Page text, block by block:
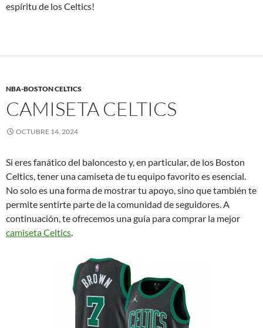
espíritu de los Celtics!
NBA-BOSTON CELTICS
CAMISETA CELTICS
OCTUBRE 14, 2024
Si eres fanático del baloncesto y, en particular, de los Boston
Celtics, tener una camiseta de tu equipo favorito es esencial.
No solo es una forma de mostrar tu apoyo, sino que también te
permite sentirte parte de la comunidad de seguidores. A
continuación, te ofrecemos una guía para comprar la mejor
camiseta Celtics.